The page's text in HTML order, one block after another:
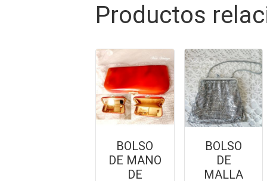
Productos
BOLSO
DE MANO
DE
BOLSO
DE
MALLA